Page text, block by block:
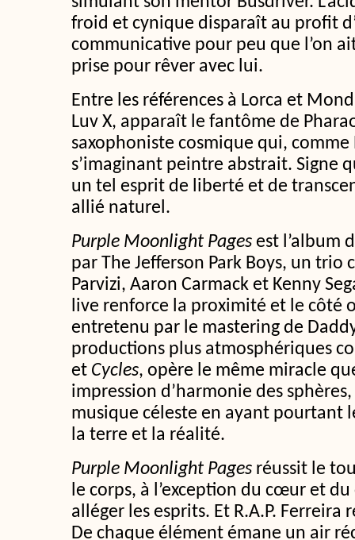
froid et cynique disparaît au profit
communicative pour peu que l’on
prise pour rêver avec lui.
Entre les références à Lorca et
Luv X, apparaît le fantôme de
saxophoniste cosmique qui, comme
s’imaginant peintre abstrait. Signe
un tel esprit de liberté et de
allié naturel.
Purple Moonlight Pages est l’album
par The Jefferson Park Boys, un trio
Parvizi, Aaron Carmack et Kenny
live renforce la proximité et le côté
entretenu par le mastering de
productions plus atmosphériques
et Cycles, opère le même miracle
impression d’harmonie des
musique céleste en ayant pourtant
la terre et la réalité.
Purple Moonlight Pages réussit le
le corps, à l’exception du cœur et
alléger les esprits. Et R.A.P. Ferreira
De chaque élément émane un air